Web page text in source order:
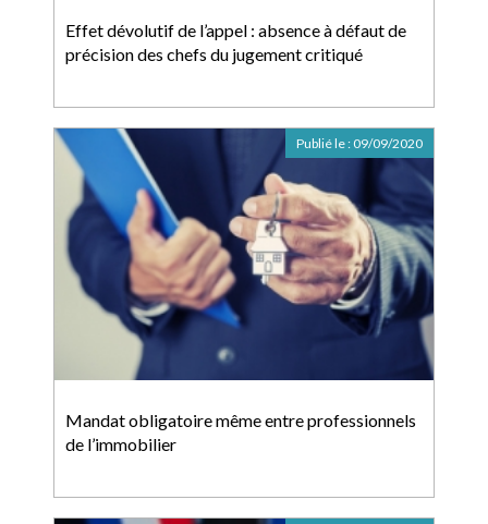
Effet dévolutif de l’appel : absence à défaut de
précision des chefs du jugement critiqué
Mandat obligatoire même entre professionnels
de l’immobilier
Publié le : 09/09/2020